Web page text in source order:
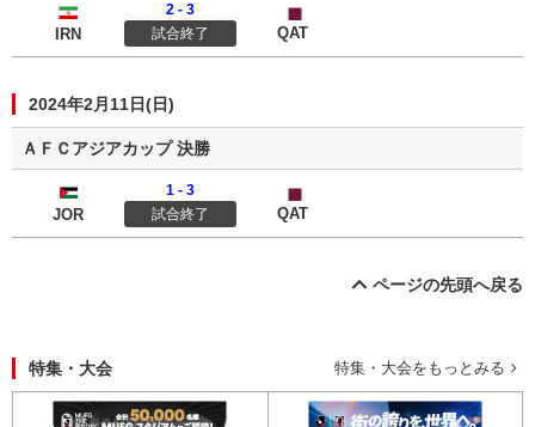
IRN
2 - 3
試合終了
QAT
2024年2月11日(日)
ＡＦＣアジアカップ 決勝
JOR
1 - 3
試合終了
QAT
ページの先頭へ戻る
特集・大会 特集・大会をもっとみる